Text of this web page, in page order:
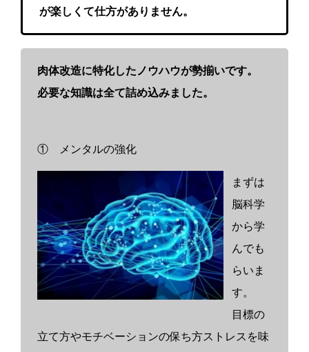
が楽しくて仕方がありません。
肉体改造に特化したノウハウが勢揃いです。
必要な知識は全て詰め込みました。
① メンタルの強化
まずは
脳科学
から学
んでも
らいま
す。
目標の
立て方やモチベーションの保ち方ストレスを味